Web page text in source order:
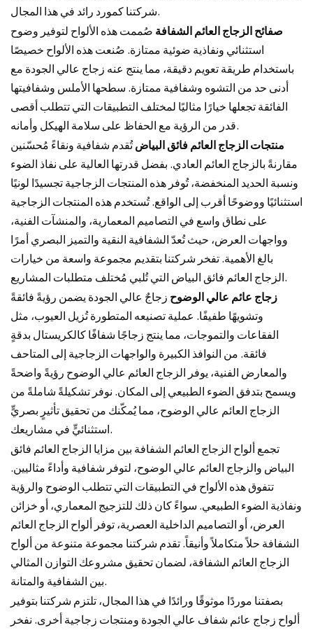
شركتنا كمورد رائد في هذا المجال.
صفائح الزجاج العائم الشفافة صُممت هذه الألواح لتوفير وضوح
استثنائي ونفاذية ضوئية ممتازة. صُنعت هذه الألواح خصيصًا
باستخدام طريقة تعويم دقيقة، مما ينتج عنه زجاج عالي الجودة مع
أدنى حد من التشوه وشفافية ممتازة. سطحها الأملس وشفافيتها
الفائقة تجعلها خيارًا مثاليًا لمختلف التطبيقات التي تتطلب أقصى
قدر من الرؤية مع الحفاظ على سلامة الهيكل وأمانه.
منتجات الزجاج العائم فائق البياضتُقدم شفافية ونقاءً مُحسّنين
مقارنةً بالزجاج العائم العادي. بفضل قدرتها العالية على نفاذ الضوء
ونسبة الحديد المنخفضة، تُوفر هذه المنتجات الزجاجية تجسيدًا لونيًا
استثنائيًا ووضوحًا أقرب إلى الواقع. تُستخدم هذه المنتجات الزجاجية
على نطاق واسع في التصاميم المعمارية، والمنشآت الفنية،
وواجهات العرض، حيث تُعدّ الشفافية النقية والتميز البصري أمرًا
بالغ الأهمية. تفخر شركتنا بتقديم مجموعة واسعة من خيارات
الزجاج العائم فائق البياض التي تُلبي مُختلف متطلبات المشاريع.
زجاج عائم عالي الوضوح زجاجٌ عالي الجودة يضمن رؤيةً فائقةً
وتشويهًا طفيفًا. عملية تصنيعه المتطورة تُزيل العيوب، مثل
الفقاعات والتموجات، مما ينتج زجاجًا شفافًا كالكريستال بدقةٍ
فائقة. من النوافذ الكبيرة والواجهات الزجاجية إلى المتاحف
والمعارض الفنية، يوفر الزجاج العائم عالي الوضوح رؤيةً واضحةً
ويسمح بتدفق الضوء الطبيعي إلى المكان. نوفر تشكيلةً شاملةً من
الزجاج العائم عالي الوضوح، مما يُمكّنك من تحقيق تأثيرٍ بصريٍّ
استثنائيٍّ في مشاريعك.
تجمع ألواح الزجاج العائم الشفافة بين مزايا الزجاج العائم فائق
البياض والزجاج العائم عالي الوضوح، لتوفر شفافية وأداءً مثاليين.
تتفوق هذه الألواح في التطبيقات التي تتطلب الوضوح والرؤية
ونفاذية الضوء الطبيعي. سواءً كان ذلك للتزجيج المعماري، أو خزائن
العرض، أو التصاميم الداخلية العصرية، توفر ألواح الزجاج العائم
الشفافة حلاً متكاملاً وأنيقاً. تقدم شركتنا مجموعة متنوعة من ألواح
الزجاج العائم الشفافة، لضمان تحقيق مشروعك التوازن المثالي
بين الشفافية والمتانة.
بصفتنا موردًا موثوقًا ورائدًا في هذا المجال، تلتزم شركتنا بتوفير
ألواح زجاج عائم شفاف عالي الجودة ومنتجات زجاجية أخرى. نفخر